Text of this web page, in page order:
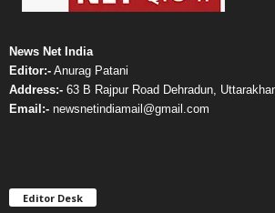
News Net India
Editor:- Anurag Patani
Address:- 63 B Rajpur Road Dehradun,
Email:- newsnetindiamail@gmail.com
Editor Desk